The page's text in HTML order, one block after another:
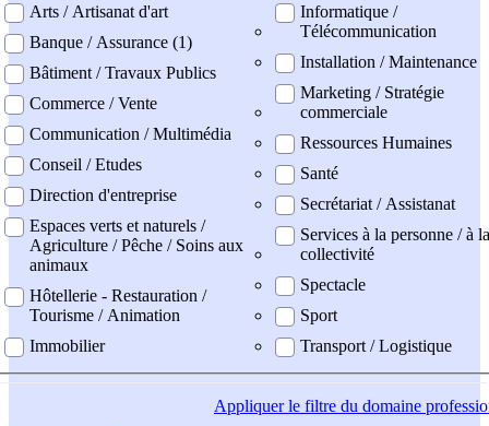
Arts / Artisanat d'art
Banque / Assurance (1)
Bâtiment / Travaux Publics
Commerce / Vente
Communication / Multimédia
Conseil / Etudes
Direction d'entreprise
Espaces verts et naturels /
Agriculture / Pêche / Soins aux
animaux
Hôtellerie - Restauration /
Tourisme / Animation
Immobilier
Informatique /
Télécommunication
Installation / Maintenance
Marketing / Stratégie
commerciale
Ressources Humaines
Santé
Secrétariat / Assistanat
Services à la personne / à la
collectivité
Spectacle
Sport
Transport / Logistique
Appliquerle filtre du domaine